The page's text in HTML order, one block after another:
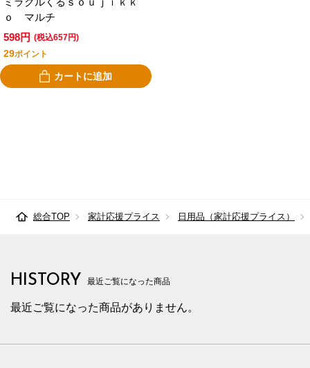
ｏ マルチ
598円 (税込657円)
29ポイント
カートに追加
総合TOP 家計応援プライス 日用品（家計応援プライス）
HISTORY 最近ご覧になった商品
最近ご覧になった商品がありません。